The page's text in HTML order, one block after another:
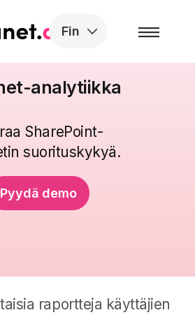
Fin
analytiikka
SharePoint-
suorituskykyä.
Pyydä demo
raportteja käyttäjien